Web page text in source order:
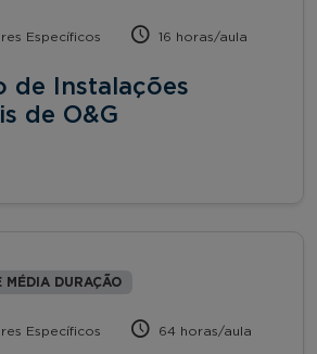
Específicos 16 horas/aula
de Instalações
de O&G
MÉDIA DURAÇÃO
Específicos 64 horas/aula